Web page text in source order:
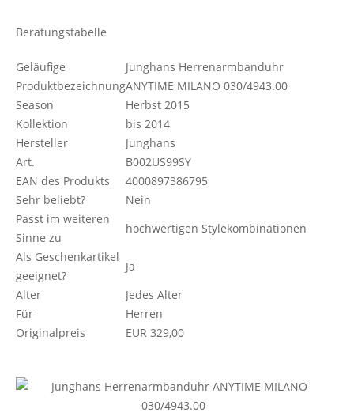
Beratungstabelle
Geläufige
Produktbezeichnung
Junghans Herrenarmbanduhr
ANYTIME MILANO 030/4943.00
Season
Herbst 2015
Kollektion
bis 2014
Hersteller
Junghans
Art.
B002US99SY
EAN des Produkts
4000897386795
Sehr beliebt?
Nein
Passt im weiteren
Sinne zu
hochwertigen Stylekombinationen
Als Geschenkartikel
geeignet?
Ja
Alter
Jedes Alter
Für
Herren
Originalpreis
EUR 329,00